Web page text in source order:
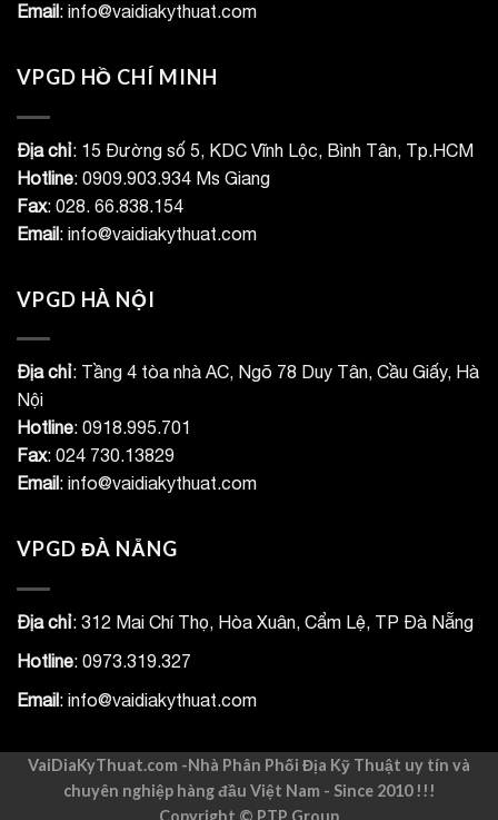
Email: info@vaidiakythuat.com
VPGD HỒ CHÍ MINH
Địa chỉ: 15 Đường số 5, KDC Vĩnh Lộc, Bình Tân, Tp.HCM
Hotline: 0909.903.934 Ms Giang
Fax: 028. 66.838.154
Email: info@vaidiakythuat.com
VPGD HÀ NỘI
Địa chỉ: Tầng 4 tòa nhà AC, Ngõ 78 Duy Tân, Cầu Giấy, Hà
Nội
Hotline: 0918.995.701
Fax: 024 730.13829
Email: info@vaidiakythuat.com
VPGD ĐÀ NẴNG
Địa chỉ: 312 Mai Chí Thọ, Hòa Xuân, Cẩm Lệ, TP Đà Nẵng
Hotline: 0973.319.327
Email: info@vaidiakythuat.com
VaiDiaKyThuat.com -Nhà Phân Phối Địa Kỹ Thuật uy tín và
chuyên nghiệp hàng đầu Việt Nam - Since 2010 !!!
Copyright © PTP Group